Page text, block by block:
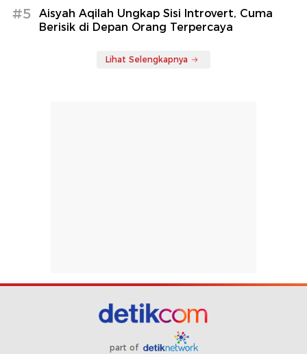
#5
Aisyah Aqilah Ungkap Sisi Introvert, Cuma
Berisik di Depan Orang Terpercaya
Lihat Selengkapnya
part of